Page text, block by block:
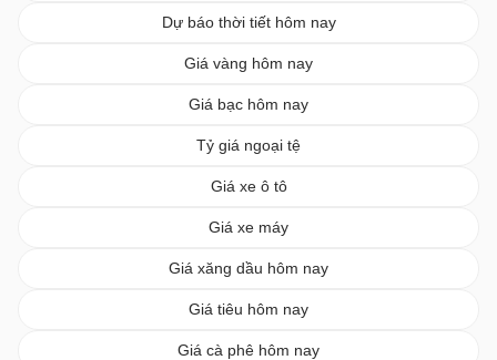
Dự báo thời tiết hôm nay
Giá vàng hôm nay
Giá bạc hôm nay
Tỷ giá ngoại tệ
Giá xe ô tô
Giá xe máy
Giá xăng dầu hôm nay
Giá tiêu hôm nay
Giá cà phê hôm nay